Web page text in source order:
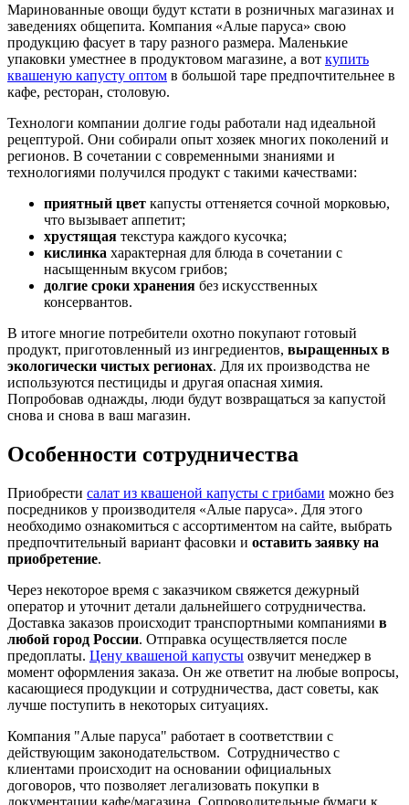
Маринованные овощи будут кстати в розничных магазинах и
заведениях общепита. Компания «Алые паруса» свою
продукцию фасует в тару разного размера. Маленькие
упаковки уместнее в продуктовом магазине, а вот купить
квашеную капусту оптом в большой таре предпочтительнее в
кафе, ресторан, столовую.
Технологи компании долгие годы работали над идеальной
рецептурой. Они собирали опыт хозяек многих поколений и
регионов. В сочетании с современными знаниями и
технологиями получился продукт с такими качествами:
приятный цвет капусты оттеняется сочной морковью,
что вызывает аппетит;
хрустящая текстура каждого кусочка;
кислинка характерная для блюда в сочетании с
насыщенным вкусом грибов;
долгие сроки хранения без искусственных
консервантов.
В итоге многие потребители охотно покупают готовый
продукт, приготовленный из ингредиентов, выращенных в
экологически чистых регионах. Для их производства не
используются пестициды и другая опасная химия.
Попробовав однажды, люди будут возвращаться за капустой
снова и снова в ваш магазин.
Особенности сотрудничества
Приобрести салат из квашеной капусты с грибами можно без
посредников у производителя «Алые паруса». Для этого
необходимо ознакомиться с ассортиментом на сайте, выбрать
предпочтительный вариант фасовки и оставить заявку на
приобретение.
Через некоторое время с заказчиком свяжется дежурный
оператор и уточнит детали дальнейшего сотрудничества.
Доставка заказов происходит транспортными компаниями в
любой город России. Отправка осуществляется после
предоплаты. Цену квашеной капусты озвучит менеджер в
момент оформления заказа. Он же ответит на любые вопросы,
касающиеся продукции и сотрудничества, даст советы, как
лучше поступить в некоторых ситуациях.
Компания "Алые паруса" работает в соответствии с
действующим законодательством. Сотрудничество с
клиентами происходит на основании официальных
договоров, что позволяет легализовать покупки в
документации кафе/магазина. Сопроводительные бумаги к